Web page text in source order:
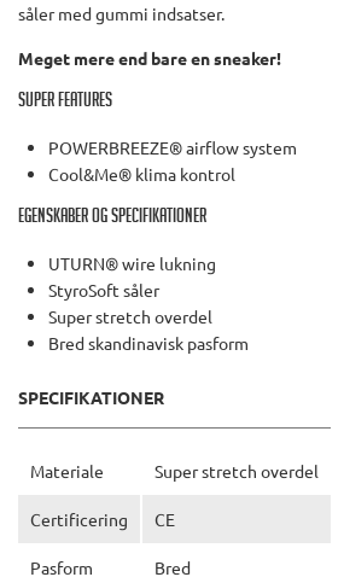
såler med gummi indsatser.
Meget mere end bare en sneaker!
Super features
POWERBREEZE® airflow system
Cool&Me® klima kontrol
Egenskaber og specifikationer
UTURN® wire lukning
StyroSoft såler
Super stretch overdel
Bred skandinavisk pasform
SPECIFIKATIONER
Materiale Super stretch overdel
Certificering CE
Pasform Bred